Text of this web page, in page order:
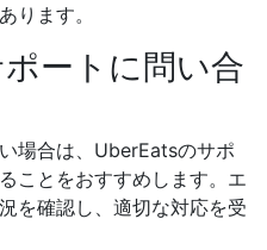
ります。
ートに問い合
場合は、UberEatsのサポ
ことをおすすめします。エ
を確認し、適切な対応を受